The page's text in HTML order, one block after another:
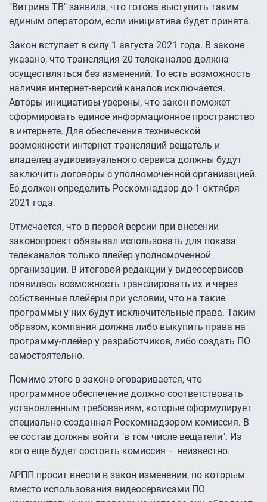
"Витрина ТВ" заявила, что готова выступить таким
единым оператором, если инициатива будет принята.
Закон вступает в силу 1 августа 2021 года. В законе
указано, что трансляция 20 телеканалов должна
осуществляться без изменений. То есть возможность
наличия интернет-версий каналов исключается.
Авторы инициативы уверены, что закон поможет
сформировать единое информационное пространство
в интернете. Для обеспечения технической
возможности интернет-трансляций вещатель и
владелец аудиовизуального сервиса должны будут
заключить договоры с уполномоченной организацией.
Ее должен определить Роскомнадзор до 1 октября
2021 года.
Отмечается, что в первой версии при внесении
законопроект обязывал использовать для показа
телеканалов только плейер уполномоченной
организации. В итоговой редакции у видеосервисов
появилась возможность транслировать их и через
собственные плейеры при условии, что на такие
программы у них будут исключительные права. Таким
образом, компания должна либо выкупить права на
программу-плейер у разработчиков, либо создать ПО
самостоятельно.
Помимо этого в законе оговаривается, что
программное обеспечение должно соответствовать
установленным требованиям, которые сформулирует
специально созданная Роскомнадзором комиссия. В
ее состав должны войти "в том числе вещатели". Из
кого еще будет состоять комиссия – неизвестно.
АРПП просит внести в закон изменения, по которым
вместо использования видеосервисами ПО